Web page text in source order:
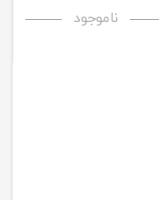
ناموجود